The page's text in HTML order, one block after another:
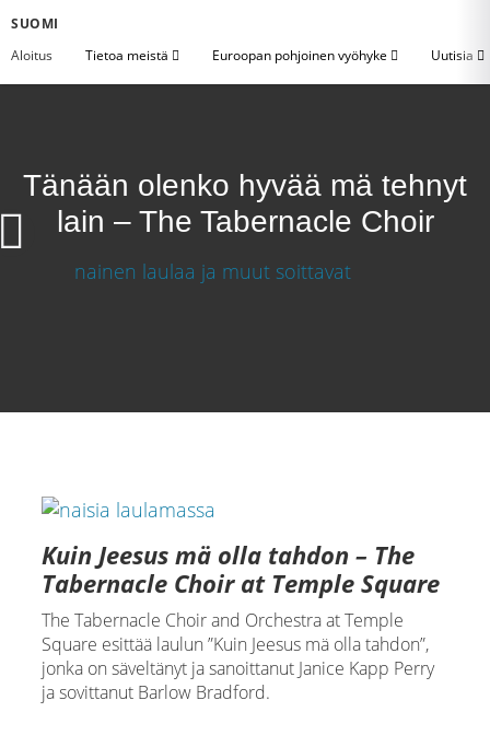
SUOMI
Aloitus
Tietoa meistä Euroopan pohjoinen vyöhyke Uutisia
Tänään olenko hyvää mä tehnyt
lain – The Tabernacle Choir
Kuin Jeesus mä olla tahdon – The
Tabernacle Choir at Temple Square
The Tabernacle Choir and Orchestra at Temple
Square esittää laulun ”Kuin Jeesus mä olla tahdon”,
jonka on säveltänyt ja sanoittanut Janice Kapp Perry
ja sovittanut Barlow Bradford.